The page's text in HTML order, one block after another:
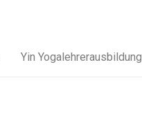
Yin Yogalehrerausbildung